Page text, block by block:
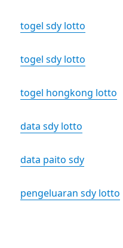
togel sdy lotto
togel sdy lotto
togel hongkong lotto
data sdy lotto
data paito sdy
pengeluaran sdy lotto